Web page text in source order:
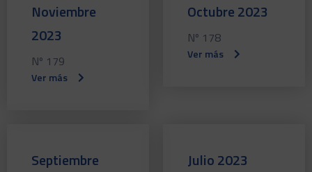
Noviembre
2023
Nº 179
Ver más
Octubre 2023
Nº 178
Ver más
Septiembre
Julio 2023